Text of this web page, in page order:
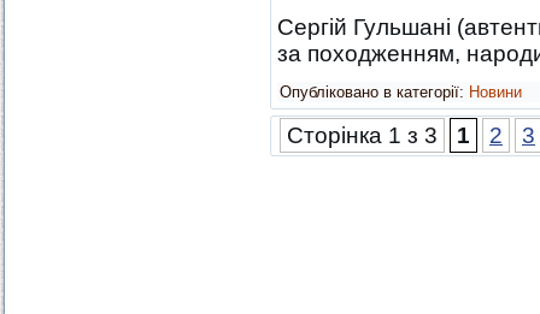
Сергій Гульшані
за походженням,
Опубліковано в категорії: Новини
Сторінка 1 з 3 1 2 3